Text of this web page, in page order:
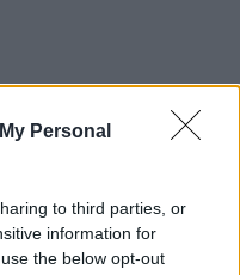
Personal
to third parties, or
information for
the below opt-out